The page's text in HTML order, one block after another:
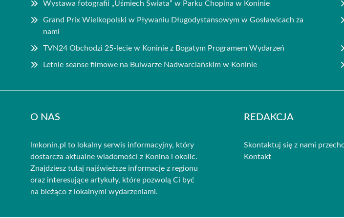
Wystawa fotografii „Uśmiech Świata” w Parku Chopina w Koninie
Grand Prix Wielkopolski w Pływaniu Długodystansowym w Gosławicach za
nami
TVN24 Obchodzi 25-lecie w Koninie z Bogatym Programem Wydarzeń
Letnie seanse filmowe na Bulwarze Nadwarciańskim w Koninie
O NAS
lmkonin.pl to lokalny serwis informacyjny, który
dostarcza aktualne wiadomości z Konina i okolic.
Znajdziesz tutaj najświeższe informacje z regionu
oraz interesujące artykuły, które pozwolą Ci być
na bieżąco z lokalnymi wydarzeniami.
REDAKCJA
Skontaktuj się z nami
Kontakt